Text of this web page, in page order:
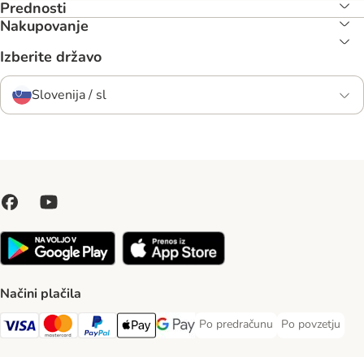
Prednosti
Nakupovanje
Izberite državo
Slovenija / sl
Načini plačila
Visa Payment Method
MasterCard Payment Method
PayPal Payment Method
Apple Pay Payment Method
Google pay Payment Method
Po predračunu
Po predračunu Payment Method
Po povzetju
Po povzetju